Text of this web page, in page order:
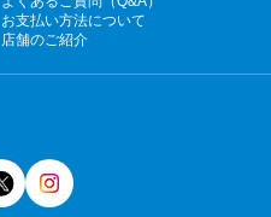
お支払い方法について
店舗のご紹介